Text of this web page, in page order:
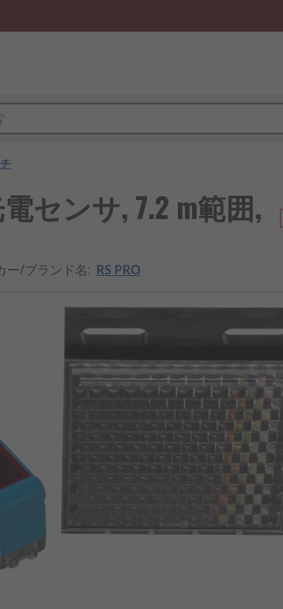
センサ, 7.2 m範囲,
ー/ブランド名: RS PRO